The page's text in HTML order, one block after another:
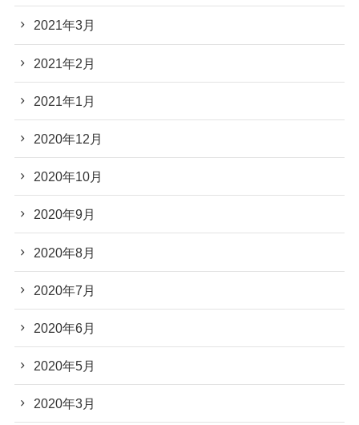
2021年3月
2021年2月
2021年1月
2020年12月
2020年10月
2020年9月
2020年8月
2020年7月
2020年6月
2020年5月
2020年3月